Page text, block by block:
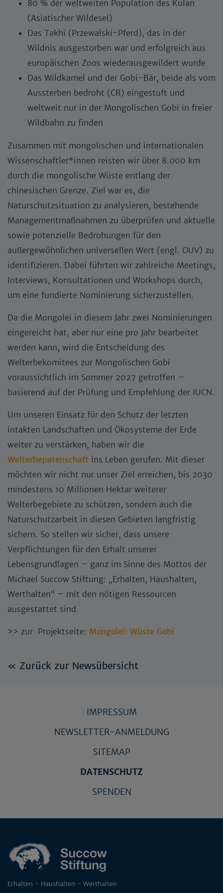
80 % der weltweiten Population des Kulan
(Asiatischer Wildesel)
Das Takhi (Przewalski-Pferd), das in der
Wildnis ausgestorben war und erfolgreich aus
europäischen Zoos wiederausgewildert wurde
Das Wildkamel und der Gobi-Bär, beide als vom
Aussterben bedroht (CR) eingestuft und
weltweit nur in der Mongolischen Gobi in freier
Wildbahn zu finden
Zusammen mit mongolischen und internationalen
Wissenschaftler*innen reisten wir über 8.000 km
durch die mongolische Wüste entlang der
chinesischen Grenze. Ziel war es, die
Naturschutzsituation zu analysieren, bestehende
Managementmaßnahmen zu überprüfen und aktuelle
sowie potenzielle Bedrohungen für den
außergewöhnlichen universellen Wert (engl. OUV) zu
identifizieren. Dabei führten wir zahlreiche Meetings,
Interviews, Konsultationen und Workshops durch,
um eine fundierte Nominierung sicherzustellen.
Da die Mongolei in diesem Jahr zwei Nominierungen
eingereicht hat, aber nur eine pro Jahr bearbeitet
werden kann, wird die Entscheidung des
Welterbekomitees zur Mongolischen Gobi
voraussichtlich im Sommer 2027 getroffen –
basierend auf der Prüfung und Empfehlung der IUCN.
Um unseren Einsatz für den Schutz der letzten
intakten Landschaften und Ökosysteme der Erde
weiter zu verstärken, haben wir die
Welterbepatenschaft ins Leben gerufen. Mit dieser
möchten wir nicht nur unser Ziel erreichen, bis 2030
mindestens 10 Millionen Hektar weiterer
Welterbegebiete zu schützen, sondern auch die
Naturschutzarbeit in diesen Gebieten langfristig
sichern. So stellen wir sicher, dass unsere
Verpflichtungen für den Erhalt unserer
Lebensgrundlagen – ganz im Sinne des Mottos der
Michael Succow Stiftung: „Erhalten, Haushalten,
Werthalten“ – mit den nötigen Ressourcen
ausgestattet sind.
>> zur Projektseite: Mongolei: Wüste Gobi
« Zurück zur Newsübersicht
IMPRESSUM
NEWSLETTER-ANMELDUNG
SITEMAP
DATENSCHUTZ
SPENDEN
Erhalten - Haushalten - Werthalten